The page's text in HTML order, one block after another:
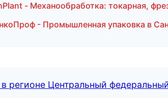
- Механообработка: токарная,
- Промышленная упаковка в
регионе Центральный